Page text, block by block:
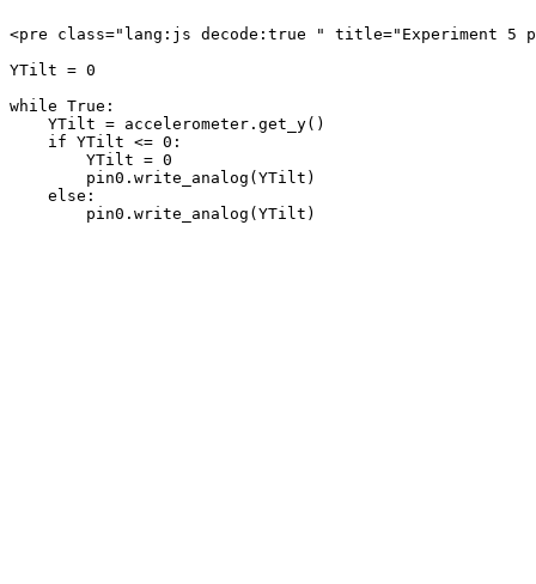
<pre class="lang:js decode:true " title="Experiment 5
YTilt = 0
while True:
    YTilt = accelerometer.get_y()
    if YTilt <= 0:
        YTilt = 0
        pin0.write_analog(YTilt)
    else: